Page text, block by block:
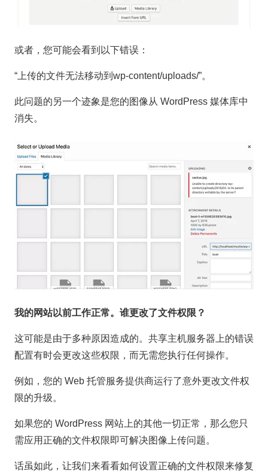
或者，您可能会看到以下错误：
“上传的文件无法移动到wp-content/uploads/”。
此问题的另一个迹象是您的图像从 WordPress 媒体库中
消失。
我的网站以前工作正常。谁更改了文件权限？
这可能是由于多种原因造成的。共享主机服务器上的错误
配置有时会更改这些权限，而无需您执行任何操作。
例如，您的 Web 托管服务提供商运行了意外更改文件权
限的升级。
如果您的 WordPress 网站上的其他一切正常，那么您只
需应用正确的文件权限即可解决图像上传问题。
话虽如此，让我们来看看如何设置正确的文件权限来修复